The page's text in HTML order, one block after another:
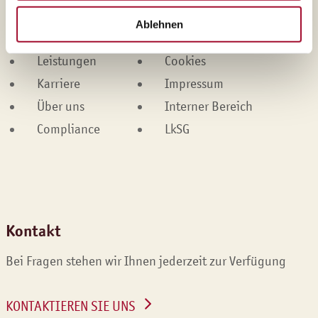
Ablehnen
Marken
Datenschutz
Leistungen
Cookies
Karriere
Impressum
Über uns
Interner Bereich
Compliance
LkSG
Kontakt
Bei Fragen stehen wir Ihnen jederzeit zur Verfügung
KONTAKTIEREN SIE UNS